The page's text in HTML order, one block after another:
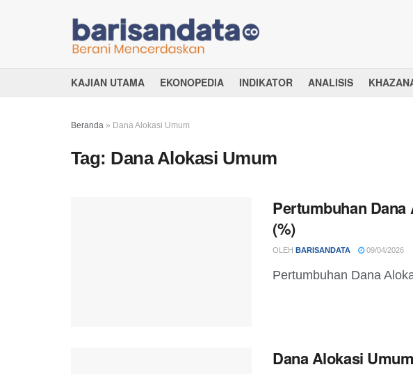
KAJIAN UTAMA EKONOPEDIA INDIKATOR ANALISIS
Beranda » Dana Alokasi Umum
Tag: Dana Alokasi Umum
Pertumbuhan Dana
(%)
OLEH BARISANDATA 09/04/2026
Pertumbuhan Dana
Dana Alokasi